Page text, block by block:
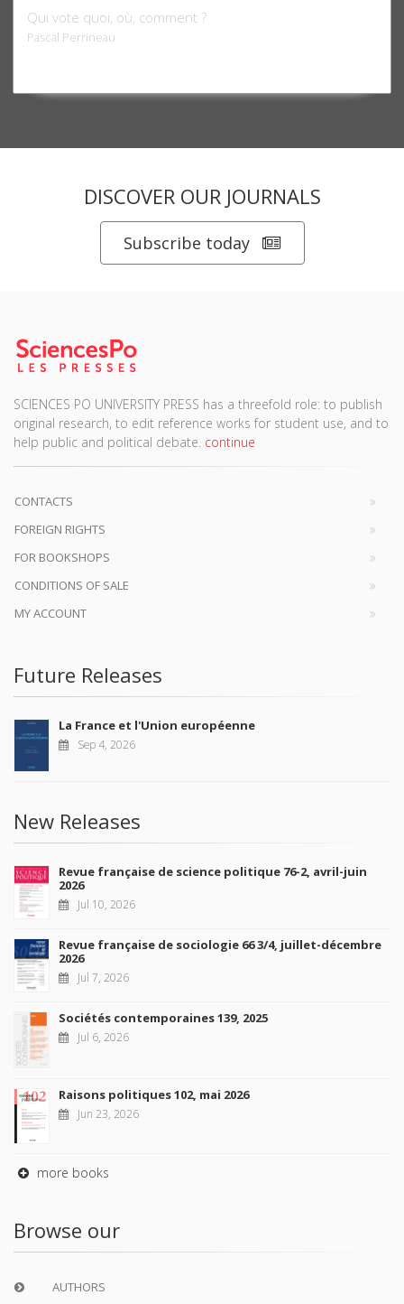
Qui vote quoi, où, comment ?
Pascal Perrineau
DISCOVER OUR JOURNALS
Subscribe today
SCIENCES PO UNIVERSITY PRESS has a threefold role: to publish
original research, to edit reference works for student use, and to
help public and political debate. continue
CONTACTS
FOREIGN RIGHTS
FOR BOOKSHOPS
CONDITIONS OF SALE
MY ACCOUNT
Future Releases
La France et l'Union européenne
Sep 4, 2026
New Releases
Revue française de science politique 76-2, avril-juin
2026
Jul 10, 2026
Revue française de sociologie 66 3/4, juillet-décembre
2026
Jul 7, 2026
Sociétés contemporaines 139, 2025
Jul 6, 2026
Raisons politiques 102, mai 2026
Jun 23, 2026
more books
Browse our
AUTHORS